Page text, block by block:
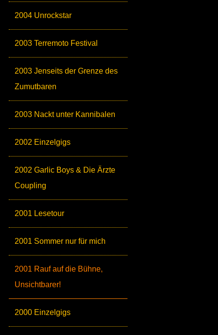
2004 Unrockstar
2003 Terremoto Festival
2003 Jenseits der Grenze des
Zumutbaren
2003 Nackt unter Kannibalen
2002 Einzelgigs
2002 Garlic Boys & Die Ärzte
Coupling
2001 Lesetour
2001 Sommer nur für mich
2001 Rauf auf die Bühne,
Unsichtbarer!
2000 Einzelgigs